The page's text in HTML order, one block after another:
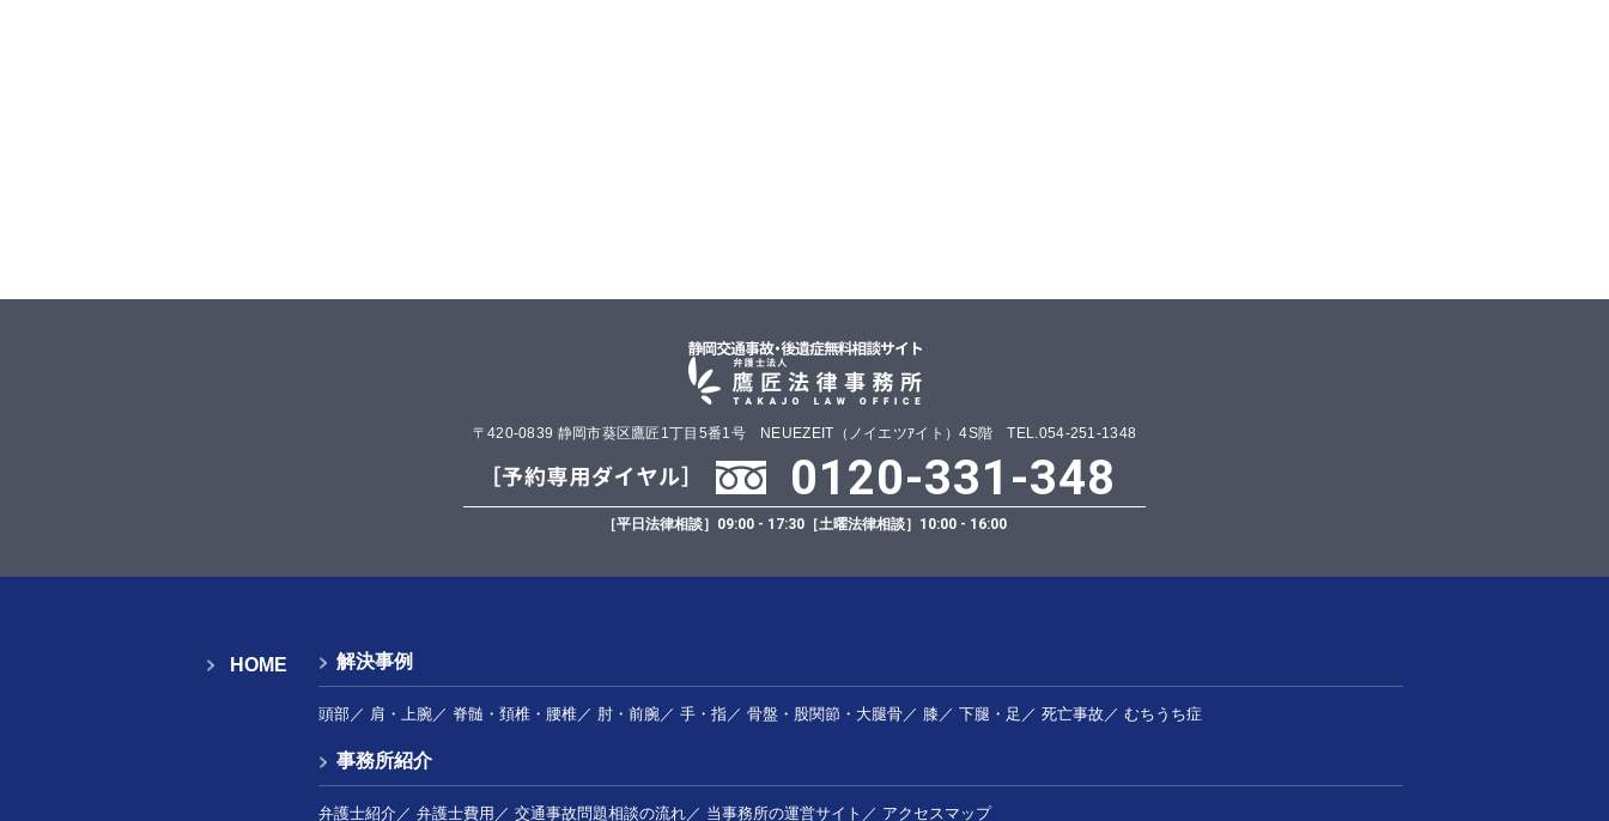
〒420-0839 静岡市葵区鷹匠1丁目5番1号 NEUEZEIT（ノイエツｱイト）4S階 TEL.054-251-1348
0120-331-348
［平日法律相談］ 09:00 - 17:30 ［土曜法律相談］ 10:00 - 16:00
HOME 解決事例
頭部／ 肩・上腕／ 脊髄・頚椎・腰椎／ 肘・前腕／ 手・指／ 骨盤・股関節・大腿骨／ 膝 ／ 下腿・足 ／ 死亡事故 ／ むちうち症
事務所紹介
弁護士紹介／ 弁護士費用 ／ 交通事故問題相談の流れ／ 当事務所の運営サイト ／ アクセスマップ